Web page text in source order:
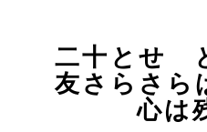
二十とせ
友さらさら
心は残